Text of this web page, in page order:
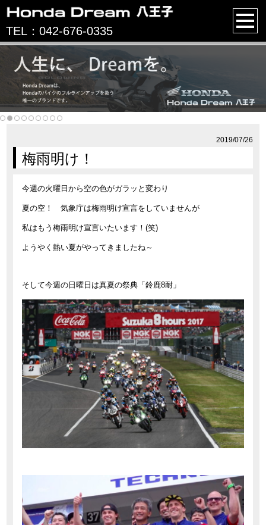
TEL：042-676-0335
2019/07/26
梅雨明け！
今週の火曜日から空の色がガラッと変わり
夏の空！ 気象庁は梅雨明け宣言をしていませんが
私はもう梅雨明け宣言いたいます！(笑)
ようやく熱い夏がやってきましたね～
そして今週の日曜日は真夏の祭典「鈴鹿8耐」